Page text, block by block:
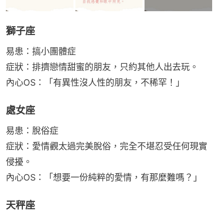
獅子座
易患：搞小團體症
症狀：排擠戀情甜蜜的朋友，只約其他人出去玩。
內心OS：「有異性沒人性的朋友，不稀罕！」
處女座
易患：脫俗症
症狀：愛情觀太過完美脫俗，完全不堪忍受任何現實
侵擾。
內心OS：「想要一份純粹的愛情，有那麼難嗎？」
天秤座